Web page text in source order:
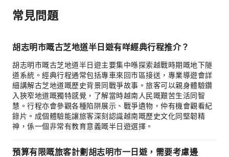
常見問題
胡志明市嘅古芝地道半日遊有咩經典行程推介？
胡志明市嘅古芝地道半日遊主要集中喺探索越戰時期嘅地下隧
道系統。經典行程通常包括專車來回市區接送，專業導遊會詳
細講解古芝地道嘅歷史背景同戰爭故事。旅客可以親身體驗鑽
入狹窄地道嘅獨特感覺，了解當時越南人民嘅艱苦生活同智
慧。行程亦會參觀各種陷阱展示、戰爭遺物，仲有機會觀看紀
錄片。成個體驗能讓旅客深刻認識越南嘅歷史文化同堅韌精
神，係一個非常有教育意義嘅半日遊選擇。
預算有限嘅旅客計劃胡志明市一日遊，需要考慮邊